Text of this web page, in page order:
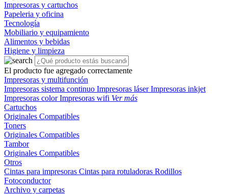
Impresoras y cartuchos
Papeleria y oficina
Tecnología
Mobiliario y equipamiento
Alimentos y bebidas
Higiene y limpieza
El producto fue agregado correctamente
Impresoras y multifunción
Impresoras sistema continuo Impresoras láserImpresoras inkjet
Impresoras colorImpresoras wifi Ver más
Cartuchos
Originales Compatibles
Toners
Originales Compatibles
Tambor
Originales Compatibles
Otros
Cintas para impresoras Cintas para rotuladoras Rodillos
Fotoconductor
Archivo y carpetas